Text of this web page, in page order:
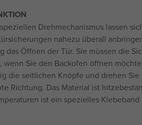
Drehmechanismus lassen
nahezu überall
das Öffnen der Tür. Sie müssen die
wenn Sie den Backofen öffnen
die seitlichen Knöpfe und drehen
Richtung. Das Material ist
ist ein spezielles